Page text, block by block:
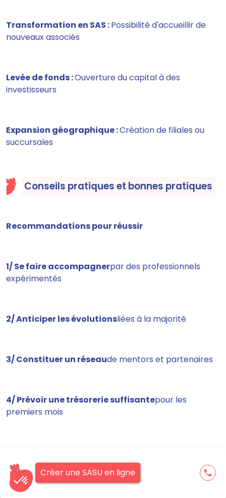
Transformation en SAS :Possibilité d'accueillir de
nouveaux associés
Levée de fonds :Ouverture du capital à des
investisseurs
Expansion géographique :Création de filiales ou
succursales
Conseils pratiques et bonnes pratiques
Recommandations pour réussir
1/ Se faire accompagnerpar des professionnels
expérimentés
2/ Anticiper les évolutionsliées à la majorité
3/ Constituer un réseaude mentors et partenaires
4/ Prévoir une trésorerie suffisantepour les
premiers mois
Erreurs à éviter
Créer une SASU en ligne phone